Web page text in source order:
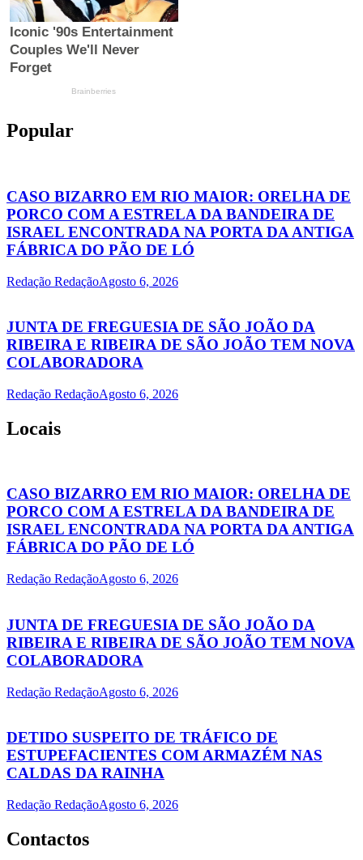
Popular
CASO BIZARRO EM RIO MAIOR: ORELHA DE
PORCO COM A ESTRELA DA BANDEIRA DE
ISRAEL ENCONTRADA NA PORTA DA ANTIGA
FÁBRICA DO PÃO DE LÓ
Redação RedaçãoAgosto 6, 2026
JUNTA DE FREGUESIA DE SÃO JOÃO DA
RIBEIRA E RIBEIRA DE SÃO JOÃO TEM NOVA
COLABORADORA
Redação RedaçãoAgosto 6, 2026
Locais
CASO BIZARRO EM RIO MAIOR: ORELHA DE
PORCO COM A ESTRELA DA BANDEIRA DE
ISRAEL ENCONTRADA NA PORTA DA ANTIGA
FÁBRICA DO PÃO DE LÓ
Redação RedaçãoAgosto 6, 2026
JUNTA DE FREGUESIA DE SÃO JOÃO DA
RIBEIRA E RIBEIRA DE SÃO JOÃO TEM NOVA
COLABORADORA
Redação RedaçãoAgosto 6, 2026
DETIDO SUSPEITO DE TRÁFICO DE
ESTUPEFACIENTES COM ARMAZÉM NAS
CALDAS DA RAINHA
Redação RedaçãoAgosto 6, 2026
Contactos